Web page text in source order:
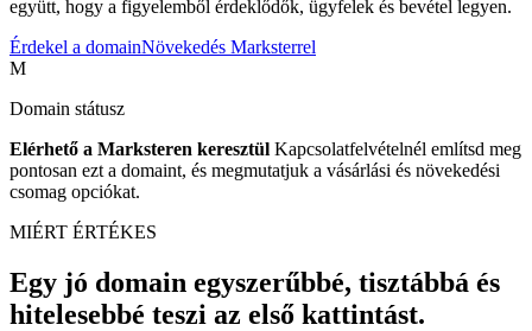
együtt, hogy a figyelemből érdeklődők, ügyfelek és bevétel legyen.
Érdekel a domainNövekedés Marksterrel
M
Domain státusz
Elérhető a Marksteren keresztül Kapcsolatfelvételnél említsd meg
pontosan ezt a domaint, és megmutatjuk a vásárlási és növekedési
csomag opciókat.
MIÉRT ÉRTÉKES
Egy jó domain egyszerűbbé, tisztábbá és
hitelesebbé teszi az első kattintást.